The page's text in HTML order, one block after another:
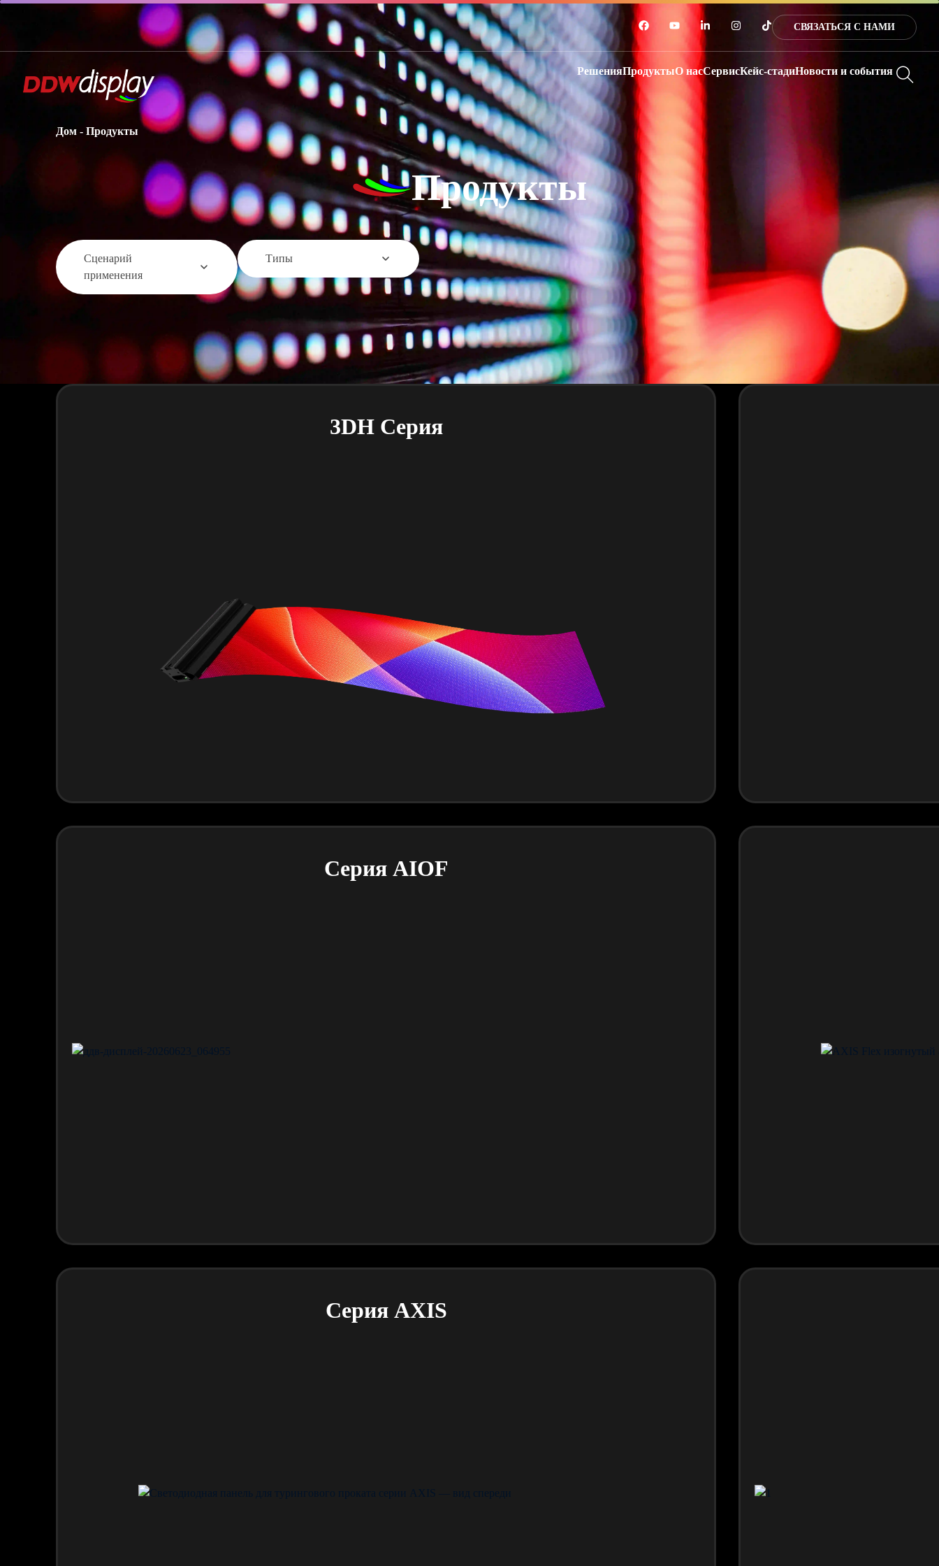
СВЯЗАТЬСЯ С НАМИ
РешенияПродуктыО насСервисКейс-стадиНовости и события
Дом - Продукты
Продукты
Сценарий
применения
Типы
3DH Серия
Серия AIOF
Серия AXIS